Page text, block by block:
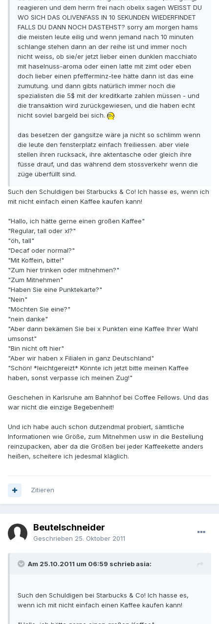
reagieren und dem herrn frei nach obelix sagen WEISST DU
WO SICH DAS OLIVENFASS IN 10 SEKUNDEN WIEDERFINDET
FALLS DU DANN NOCH DASTEHST? sorry am morgen hams
die meisten leute eilig und wenn jemand nach 10 minuten
schlange stehen dann an der reihe ist und immer noch
nicht weiss, ob sie/er jetzt lieber einen dunklen macchiato
mit haselnuss-aroma oder einen latte mit zimt oder eben
doch lieber einen pfefferminz-tee hätte dann ist das eine
zumutung. und dann gibts natürlich immer noch die
spezialisten die 5$ mit der kreditkarte zahlen müssen - und
die transaktion wird zurückgewiesen, und die haben echt
nicht soviel bargeld bei sich.
das besetzen der gangsitze wäre ja nicht so schlimm wenn
die leute den fensterplatz einfach freiliessen. aber viele
stellen ihren rucksack, ihre aktentasche oder gleich ihre
füsse drauf, und das während dem stossverkehr wenn die
züge überfüllt sind.
Such den Schuldigen bei Starbucks & Co! Ich hasse es, wenn ich
mit nicht einfach einen Kaffee kaufen kann!
"Hallo, ich hätte gerne einen großen Kaffee"
"Regular, tall oder xl?"
"öh, tall"
"Decaf oder normal?"
"Mit Koffein, bitte!"
"Zum hier trinken oder mitnehmen?"
"Zum Mitnehmen"
"Haben Sie eine Punktekarte?"
"Nein"
"Möchten Sie eine?"
"nein danke"
"Aber dann bekämen Sie bei x Punkten eine Kaffee Ihrer Wahl
umsonst"
"Bin nicht oft hier"
"Aber wir haben x Filialen in ganz Deutschland"
"Schön! *leichtgereizt* Könnte ich jetzt bitte meinen Kaffee
haben, sonst verpasse ich meinen Zug!"
Geschehen in Karlsruhe am Bahnhof bei Coffee Fellows. Und das
war nicht die einzige Begebenheit!
Und ich habe auch schon dutzendmal probiert, sämtliche
Informationen wie Größe, zum Mitnehmen usw in die Bestellung
reinzupacken, aber da die Größen bei jeder Kaffeekette anders
heißen, scheitere ich jedesmal kläglich.
Zitieren
Beutelschneider
Geschrieben 25. Oktober 2011
Am 25.10.2011 um 06:59 schrieb asia:
Such den Schuldigen bei Starbucks & Co! Ich hasse es,
wenn ich mit nicht einfach einen Kaffee kaufen kann!